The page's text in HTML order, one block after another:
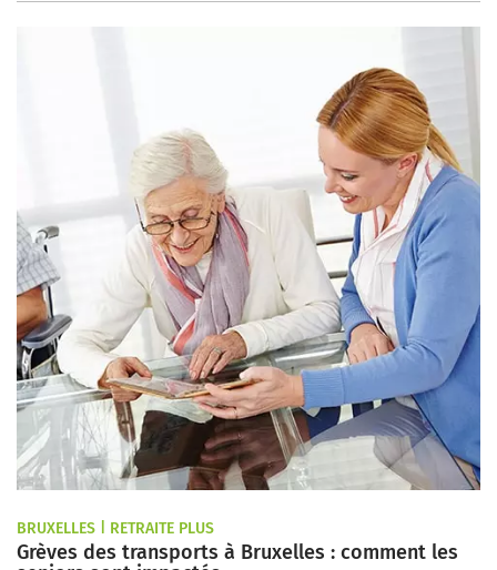
BRUXELLES | RETRAITE PLUS
Grèves des transports à Bruxelles : comment les